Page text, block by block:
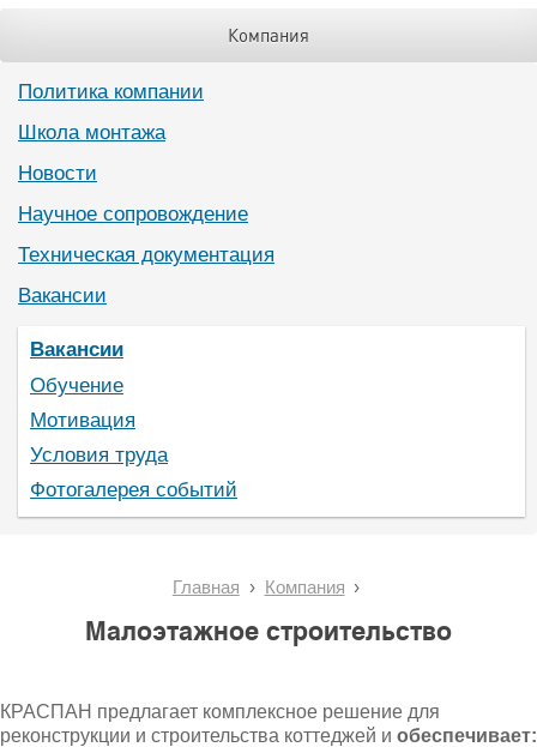
Компания
Политика компании
Школа монтажа
Новости
Научное сопровождение
Техническая документация
Вакансии
Вакансии
Обучение
Мотивация
Условия труда
Фотогалерея событий
Главная Компания
Малоэтажное строительство
КРАСПАН предлагает комплексное решение для
реконструкции и строительства коттеджей и обеспечивает: